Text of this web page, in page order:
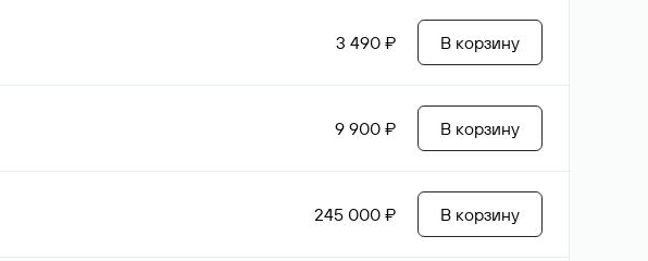
3 490 ₽ В корзину
9 900 ₽ В корзину
245 000 ₽ В корзину